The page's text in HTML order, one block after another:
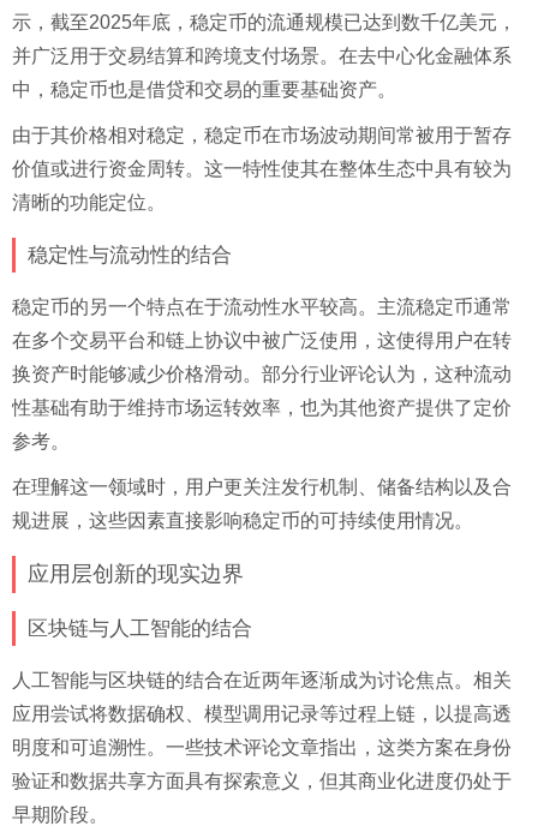
示，截至2025年底，稳定币的流通规模已达到数千亿美元，
并广泛用于交易结算和跨境支付场景。在去中心化金融体系
中，稳定币也是借贷和交易的重要基础资产。
由于其价格相对稳定，稳定币在市场波动期间常被用于暂存
价值或进行资金周转。这一特性使其在整体生态中具有较为
清晰的功能定位。
稳定性与流动性的结合
稳定币的另一个特点在于流动性水平较高。主流稳定币通常
在多个交易平台和链上协议中被广泛使用，这使得用户在转
换资产时能够减少价格滑动。部分行业评论认为，这种流动
性基础有助于维持市场运转效率，也为其他资产提供了定价
参考。
在理解这一领域时，用户更关注发行机制、储备结构以及合
规进展，这些因素直接影响稳定币的可持续使用情况。
应用层创新的现实边界
区块链与人工智能的结合
人工智能与区块链的结合在近两年逐渐成为讨论焦点。相关
应用尝试将数据确权、模型调用记录等过程上链，以提高透
明度和可追溯性。一些技术评论文章指出，这类方案在身份
验证和数据共享方面具有探索意义，但其商业化进度仍处于
早期阶段。